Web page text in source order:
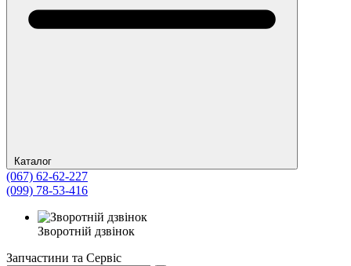
Каталог
(067) 62-62-227
(099) 78-53-416
Зворотній дзвінок
Запчастини та Сервіс